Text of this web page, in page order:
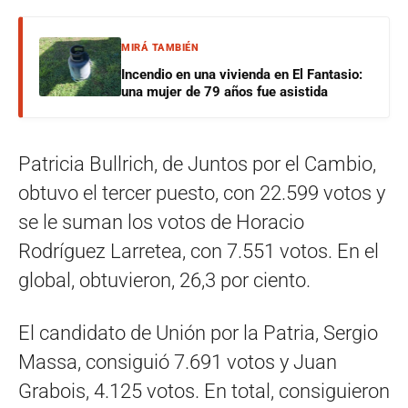
MIRÁ TAMBIÉN
Incendio en una vivienda en El Fantasio:
una mujer de 79 años fue asistida
Patricia Bullrich, de Juntos por el Cambio,
obtuvo el tercer puesto, con 22.599 votos y
se le suman los votos de Horacio
Rodríguez Larretea, con 7.551 votos. En el
global, obtuvieron, 26,3 por ciento.
El candidato de Unión por la Patria, Sergio
Massa, consiguió 7.691 votos y Juan
Grabois, 4.125 votos. En total, consiguieron